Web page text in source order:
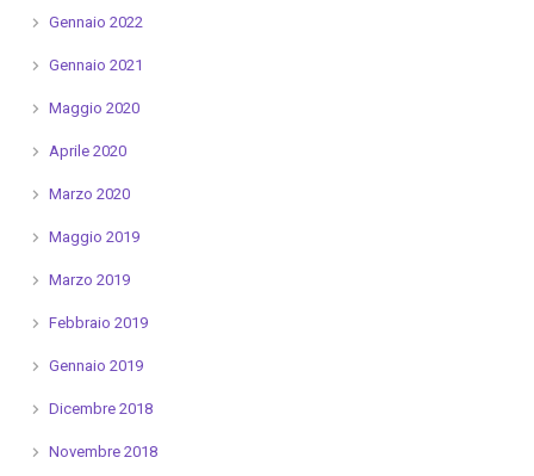
Gennaio 2022
Gennaio 2021
Maggio 2020
Aprile 2020
Marzo 2020
Maggio 2019
Marzo 2019
Febbraio 2019
Gennaio 2019
Dicembre 2018
Novembre 2018